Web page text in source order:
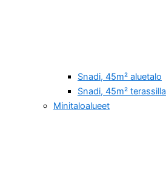
Snadi, 45m² aluetalo
Snadi, 45m² terassilla
Minitaloalueet